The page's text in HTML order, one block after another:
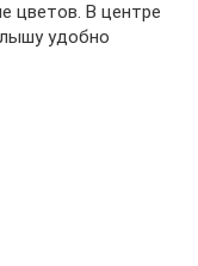
цветов. В центре
удобно